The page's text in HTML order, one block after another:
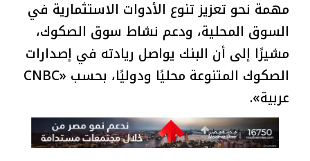
مهمة نحو تعزيز تنوع الأدوات الاستثمارية في
السوق المحلية، ودعم نشاط سوق الصكوك،
مشيرًا إلى أن البنك يواصل ريادته في إصدارات
الصكوك المتنوعة محليًا ودوليًا، بحسب «CNBC
عربية».